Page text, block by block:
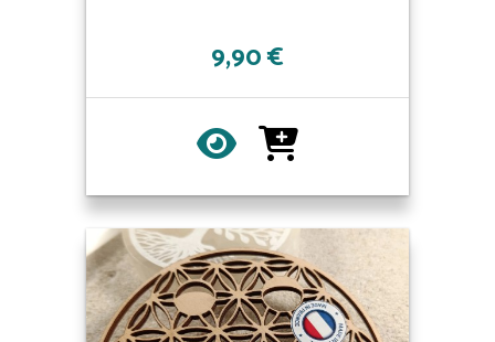
9,90 €